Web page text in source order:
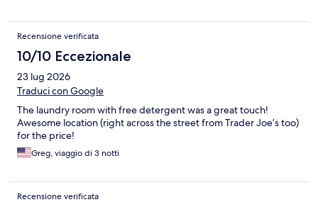
Recensione verificata
10/10 Eccezionale
23 lug 2026
Traduci con Google
The laundry room with free detergent was a great touch!
Awesome location (right across the street from Trader Joe’s too)
for the price!
Greg, viaggio di 3 notti
Recensione verificata